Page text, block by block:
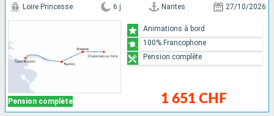
Pension complète
Loire Princesse 6 j Nantes 27/10/2026
1 651 CHF
Animations à bord
100% Francophone
Pension complète